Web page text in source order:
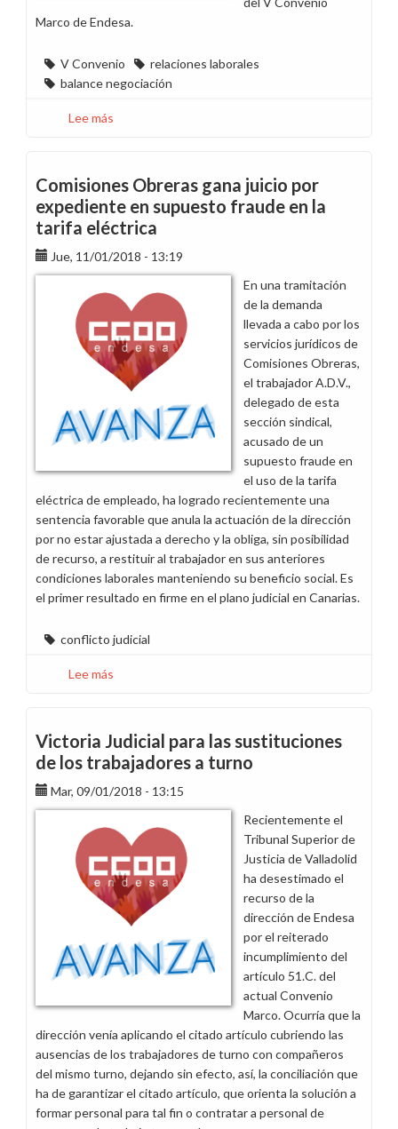
Marco de Endesa.
V Convenio
relaciones laborales
balance negociación
Lee más
hace
balance
de
la
negociación
del
V
Convenio
Marco
Endesa
Comisiones Obreras gana juicio por
expediente en supuesto fraude en la
tarifa eléctrica
Jue, 11/01/2018 - 13:19
En una tramitación
de la demanda
llevada a cabo por los
servicios jurídicos de
Comisiones Obreras,
el trabajador A.D.V.,
delegado de esta
sección sindical,
acusado de un
supuesto fraude en
el uso de la tarifa
eléctrica de empleado, ha logrado recientemente una
sentencia favorable que anula la actuación de la dirección
por no estar ajustada a derecho y la obliga, sin posibilidad
de recurso, a restituir al trabajador en sus anteriores
condiciones laborales manteniendo su beneficio social. Es
el primer resultado en firme en el plano judicial en Canarias.
conflicto judicial
Lee más
gana
juicio
por
expediente
en
supuesto
fraude
en
la
tarifa
eléctrica
Victoria Judicial para las sustituciones
de los trabajadores a turno
Mar, 09/01/2018 - 13:15
Recientemente el
Tribunal Superior de
Justicia de Valladolid
ha desestimado el
recurso de la
dirección de Endesa
por el reiterado
incumplimiento del
artículo 51.C. del
actual Convenio
Marco. Ocurría que la
dirección venía aplicando el citado artículo cubriendo las
ausencias de los trabajadores de turno con compañeros
del mismo turno, dejando sin efecto, así, la conciliación que
ha de garantizar el citado artículo, que orienta la solución a
formar personal para tal fin o contratar a personal de